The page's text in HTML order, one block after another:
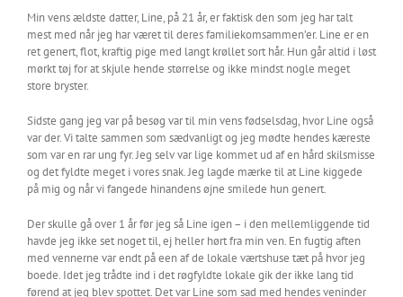
Min vens ældste datter, Line, på 21 år, er faktisk den som jeg har talt
mest med når jeg har været til deres familiekomsammen’er. Line er en
ret genert, flot, kraftig pige med langt krøllet sort hår. Hun går altid i løst
mørkt tøj for at skjule hende størrelse og ikke mindst nogle meget
store bryster.
Sidste gang jeg var på besøg var til min vens fødselsdag, hvor Line også
var der. Vi talte sammen som sædvanligt og jeg mødte hendes kæreste
som var en rar ung fyr. Jeg selv var lige kommet ud af en hård skilsmisse
og det fyldte meget i vores snak. Jeg lagde mærke til at Line kiggede
på mig og når vi fangede hinandens øjne smilede hun genert.
Der skulle gå over 1 år før jeg så Line igen – i den mellemliggende tid
havde jeg ikke set noget til, ej heller hørt fra min ven. En fugtig aften
med vennerne var endt på een af de lokale værtshuse tæt på hvor jeg
boede. Idet jeg trådte ind i det røgfyldte lokale gik der ikke lang tid
førend at jeg blev spottet. Det var Line som sad med hendes veninder